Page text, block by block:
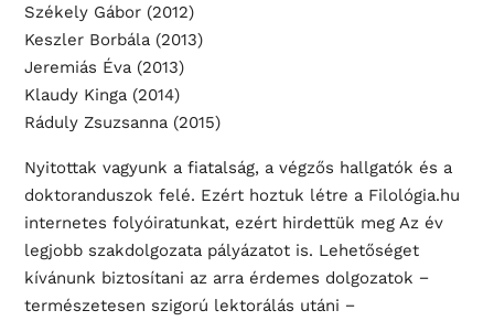
Székely Gábor (2012)
Keszler Borbála (2013)
Jeremiás Éva (2013)
Klaudy Kinga (2014)
Ráduly Zsuzsanna (2015)
Nyitottak vagyunk a fiatalság, a végzős hallgatók és a
doktoranduszok felé. Ezért hoztuk létre a Filológia.hu
internetes folyóiratunkat, ezért hirdettük meg Az év
legjobb szakdolgozata pályázatot is. Lehetőséget
kívánunk biztosítani az arra érdemes dolgozatok −
természetesen szigorú lektorálás utáni −